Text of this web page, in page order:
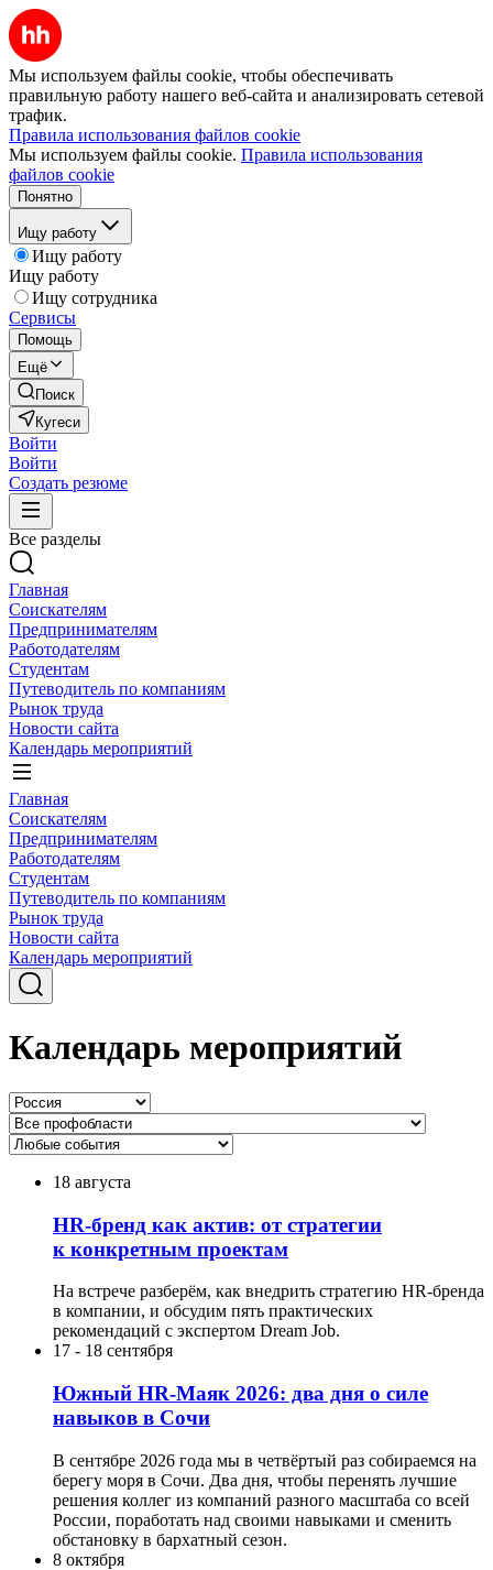
Мы используем файлы cookie, чтобы обеспечивать
правильную работу нашего веб-сайта и анализировать сетевой
трафик.
Правила использования файлов cookie
Мы используем файлы cookie. Правила использования
файлов cookie
Понятно
Ищу работу
Ищу работу
Ищу работу
Ищу сотрудника
Сервисы
Помощь
Ещё
Поиск
Кугеси
Войти
Войти
Создать резюме
Все разделы
Главная
Соискателям
Предпринимателям
Работодателям
Студентам
Путеводитель по компаниям
Рынок труда
Новости сайта
Календарь мероприятий
Главная
Соискателям
Предпринимателям
Работодателям
Студентам
Путеводитель по компаниям
Рынок труда
Новости сайта
Календарь мероприятий
Календарь мероприятий
18 августа
HR-бренд как актив: от стратегии
к конкретным проектам
На встрече разберём, как внедрить стратегию HR-бренда
в компании, и обсудим пять практических
рекомендаций с экспертом Dream Job.
17 - 18 сентября
Южный HR-Маяк 2026: два дня о силе
навыков в Сочи
В сентябре 2026 года мы в четвёртый раз собираемся на
берегу моря в Сочи. Два дня, чтобы перенять лучшие
решения коллег из компаний разного масштаба со всей
России, поработать над своими навыками и сменить
обстановку в бархатный сезон.
8 октября